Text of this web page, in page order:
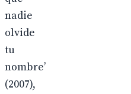
nadie
olvide
tu
nombre’
(2007),